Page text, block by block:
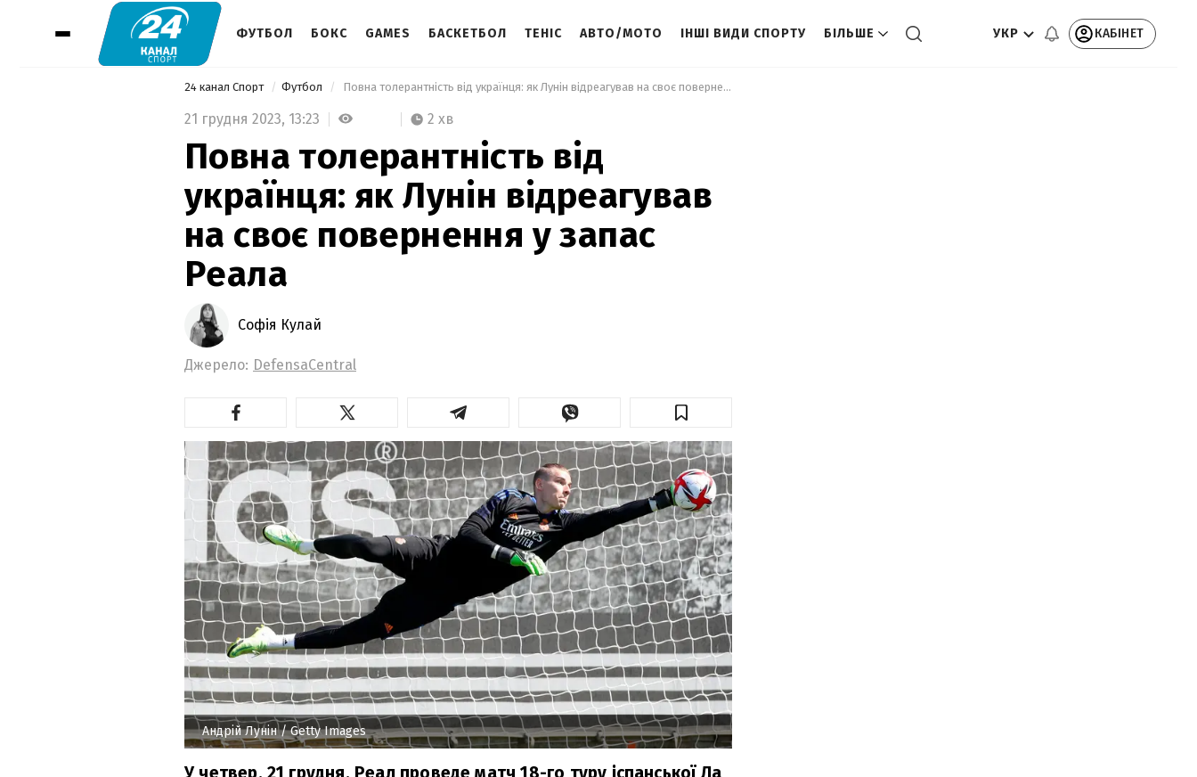
ФУТБОЛ БОКС GAMES БАСКЕТБОЛ ТЕНІС АВТО/МОТО ІНШІ ВИДИ СПОРТУ БІЛЬШЕ УКР КАБІНЕТ
24 канал Спорт Футбол Повна толерантність від українця: як Лунін відреагував на своє повернення у запас Реала
21 грудня 2023, 13:23 2 хв
Повна толерантність від
українця: як Лунін відреагував
на своє повернення у запас
Реала
Софія Кулай
Джерело: DefensaCentral
Андрій Лунін/ Getty Images